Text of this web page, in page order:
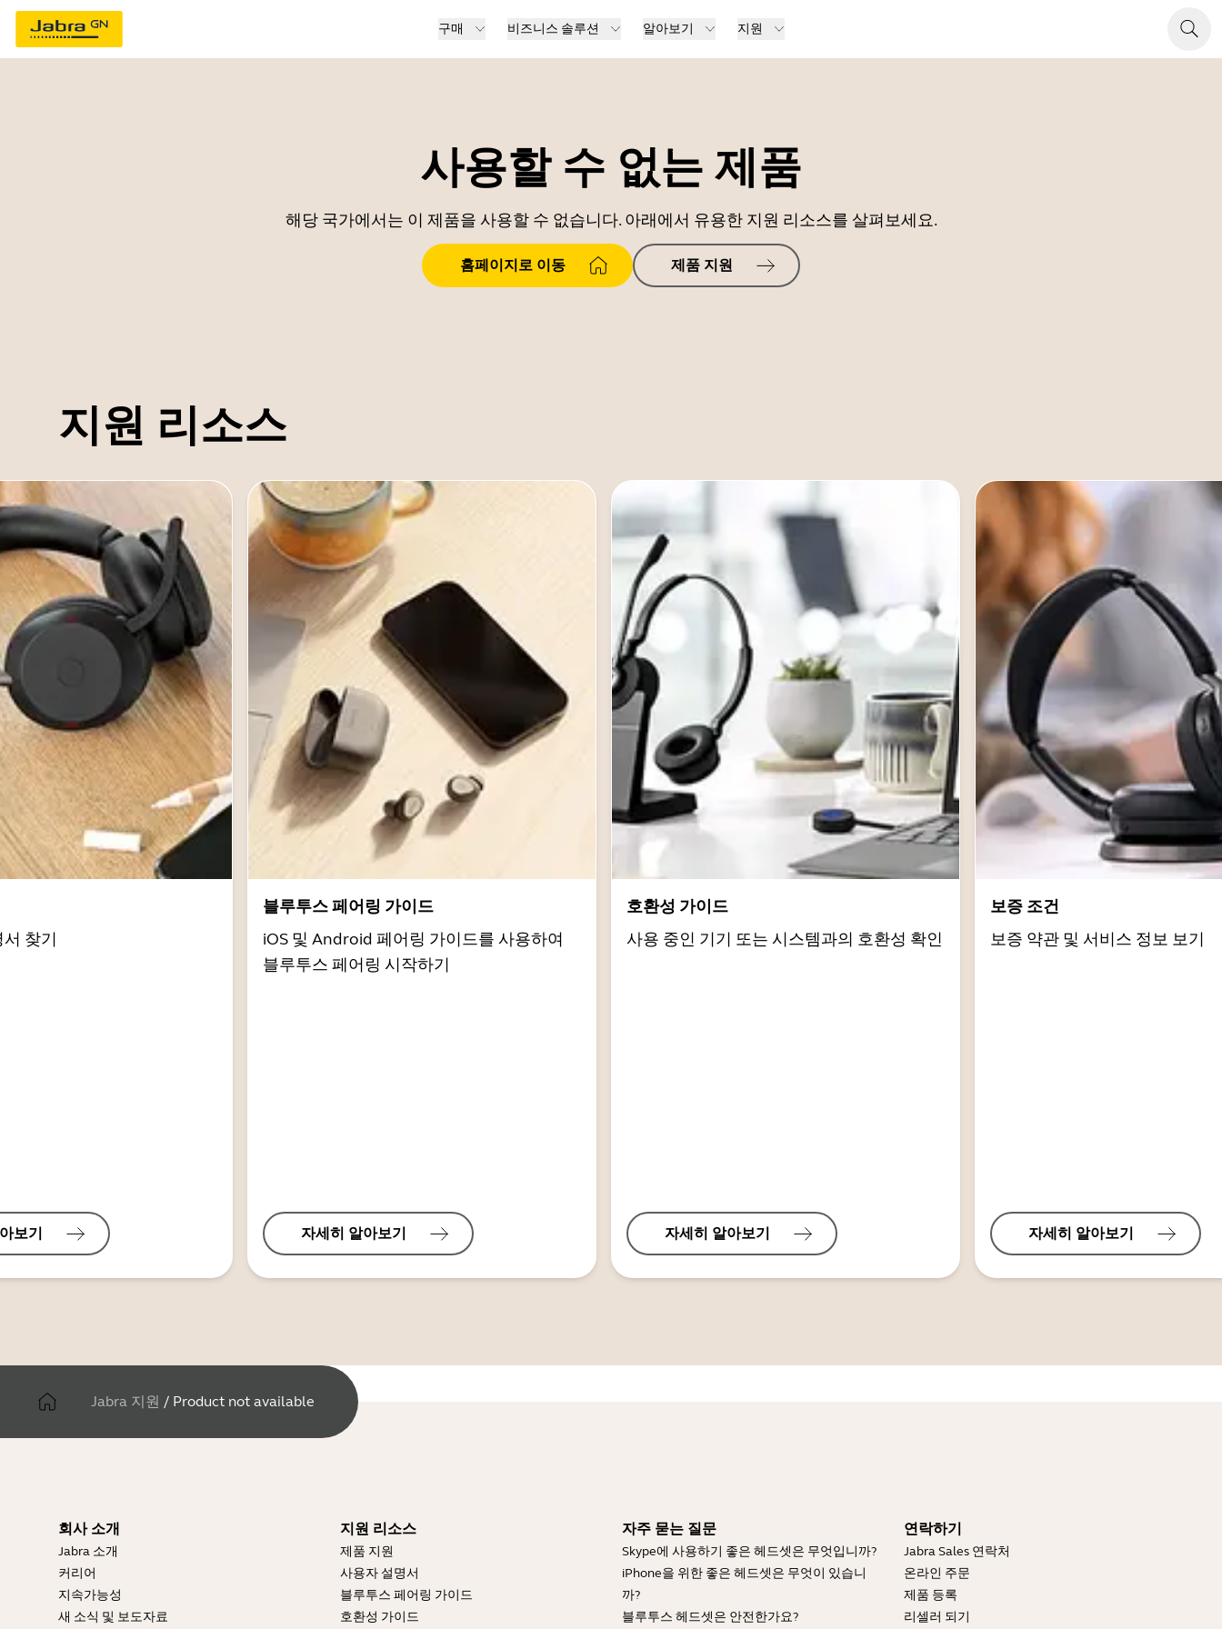
구매 비즈니스 솔루션 알아보기 지원
사용할 수 없는 제품
해당 국가에서는 이 제품을 사용할 수 없습니다. 아래에서 유용한 지원 리소스를 살펴보세요.
홈페이지로 이동 제품 지원
지원 리소스
찾기
보기
블루투스 페어링 가이드
iOS 및 Android 페어링 가이드를 사용하여
블루투스 페어링 시작하기
자세히 알아보기
호환성 가이드
사용 중인 기기 또는 시스템과의 호환성 확인
자세히 알아보기
보증 조건
보증 약관 및 서비스 정보 보기
자세히 알아보기
Jabra 지원 / Product not available
회사 소개
Jabra 소개
커리어
지속가능성
새 소식 및 보도자료
지원 리소스
제품 지원
사용자 설명서
블루투스 페어링 가이드
호환성 가이드
자주 묻는 질문
Skype에 사용하기 좋은 헤드셋은 무엇입니까?
iPhone을 위한 좋은 헤드셋은 무엇이 있습니
까?
블루투스 헤드셋은 안전한가요?
연락하기
Jabra Sales 연락처
온라인 주문
제품 등록
리셀러 되기